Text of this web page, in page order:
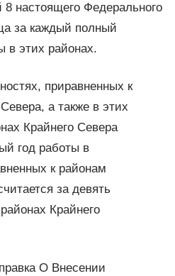
8 настоящего Федерального
за каждый полный
в этих районах.
приравненных к
а также в этих
Крайнего Севера
год работы в
к районам
за девять
Крайнего
О Внесении